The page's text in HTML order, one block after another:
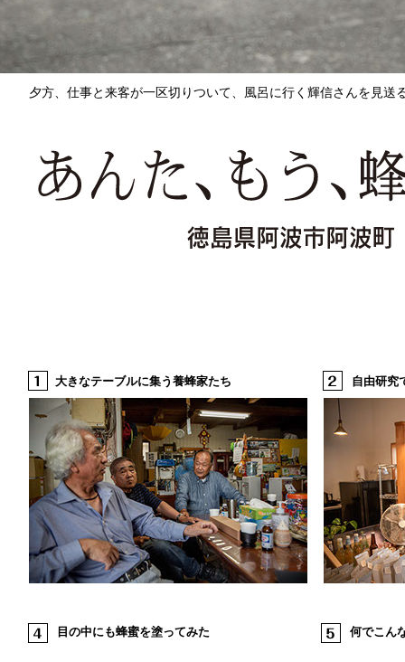
夕方、仕事と来客が一区切りついて、風呂に行く輝信さんを見送
大きなテーブルに集う養蜂家たち 自由研究
目の中にも蜂蜜を塗ってみた 何でこん